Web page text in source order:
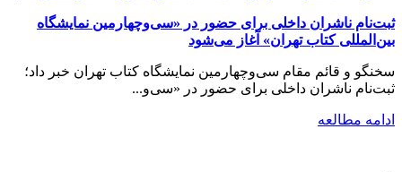
ثبت‌نام ناشران داخلی برای حضور در «سی‌و‌چهارمین نمایشگاه
بین‌المللی کتاب تهران» آغاز می‌شود
سخنگو و قائم مقام سی‌وچهارمین نمایشگاه کتاب تهران خبر داد؛
ثبت‌نام ناشران داخلی برای حضور در «سی‌و‌...
ادامه مطالعه